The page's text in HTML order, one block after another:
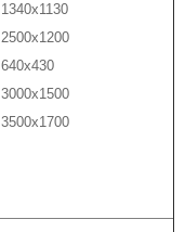
1340x1130
2500x1200
640x430
3000x1500
3500x1700